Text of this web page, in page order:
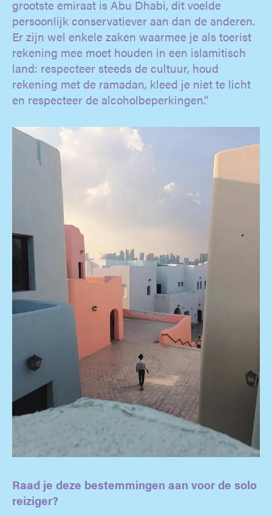
grootste emiraat is Abu Dhabi, dit voelde
persoonlijk conservatiever aan dan de anderen.
Er zijn wel enkele zaken waarmee je als toerist
rekening mee moet houden in een islamitisch
land: respecteer steeds de cultuur, houd
rekening met de ramadan, kleed je niet te licht
en respecteer de alcoholbeperkingen.”
Raad je deze bestemmingen aan voor de solo
reiziger?